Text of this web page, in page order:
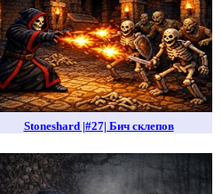
Stoneshard |#27| Бич склепов